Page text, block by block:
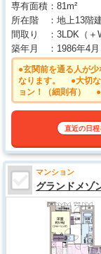
専有面積
81m²
所在階
地上13階
間取り
3LDK （＋
築年月
1986年4月
●玄関前を通る人が
なります。 ●大切な
ョン！（細則有）
ォークインクローゼ
直近の日程
マンション
グランドメゾ